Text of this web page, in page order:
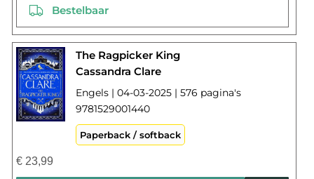
Bestelbaar
The Ragpicker King
Cassandra Clare
Engels | 04-03-2025 | 576 pagina's
9781529001440
Paperback / softback
€23,99